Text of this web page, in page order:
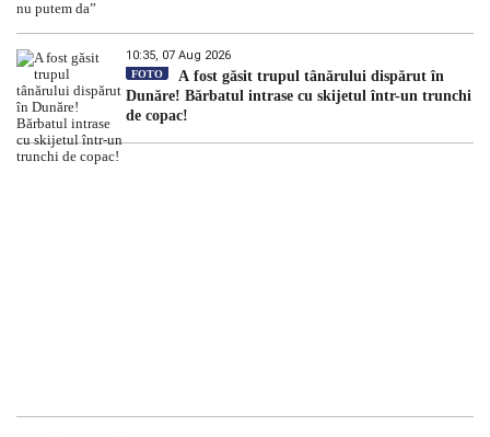
10:35, 07 Aug 2026
FOTO
A fost găsit trupul tânărului dispărut în
Dunăre! Bărbatul intrase cu skijetul într-un trunchi
de copac!